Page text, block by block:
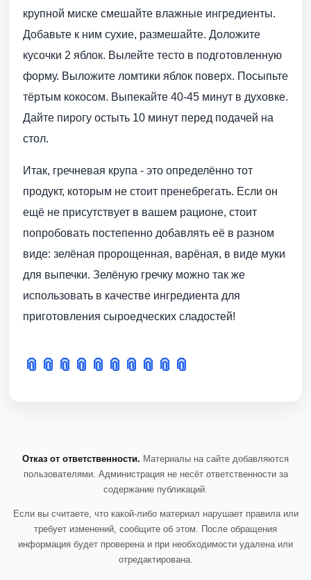
крупной миске смешайте влажные ингредиенты.
Добавьте к ним сухие, размешайте. Доложите
кусочки 2 яблок. Вылейте тесто в подготовленную
форму. Выложите ломтики яблок поверх. Посыпьте
тёртым кокосом. Выпекайте 40-45 минут в духовке.
Дайте пирогу остыть 10 минут перед подачей на
стол.
Итак, гречневая крупа - это определённо тот
продукт, которым не стоит пренебрегать. Если он
ещё не присутствует в вашем рационе, стоит
попробовать постепенно добавлять её в разном
виде: зелёная пророщенная, варёная, в виде муки
для выпечки. Зелёную гречку можно так же
использовать в качестве ингредиента для
приготовления сыроедческих сладостей!
📎 📎 📎 📎 📎 📎 📎 📎 📎 📎
Отказ от ответственности. Материалы на сайте добавляются
пользователями. Администрация не несёт ответственности за
содержание публикаций.
Если вы считаете, что какой-либо материал нарушает правила или
требует изменений, сообщите об этом. После обращения
информация будет проверена и при необходимости удалена или
отредактирована.